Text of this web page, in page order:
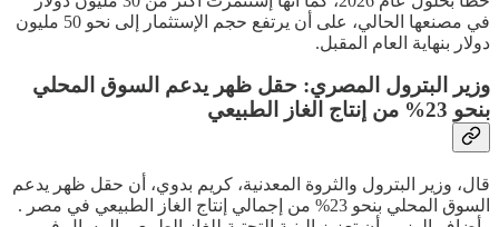
في مصنعها الحالي، على أن يرتفع حجم الإستثمار إلى نحو 50 مليون
دولار بنهاية العام المقبل.
وزير البترول المصري: حقل ظهر يدعم السوق المحلي
بنحو 23% من إنتاج الغاز الطبيعي
قال، وزير البترول والثروة المعدنية، كريم بدوي، أن حقل ظهر يدعم
السوق المحلي بنحو 23% من إجمالي إنتاج الغاز الطبيعي في مصر .